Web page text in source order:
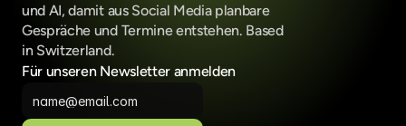
und AI, damit aus Social Media planbare
Gespräche und Termine entstehen. Based
in Switzerland.
Für unseren Newsletter anmelden